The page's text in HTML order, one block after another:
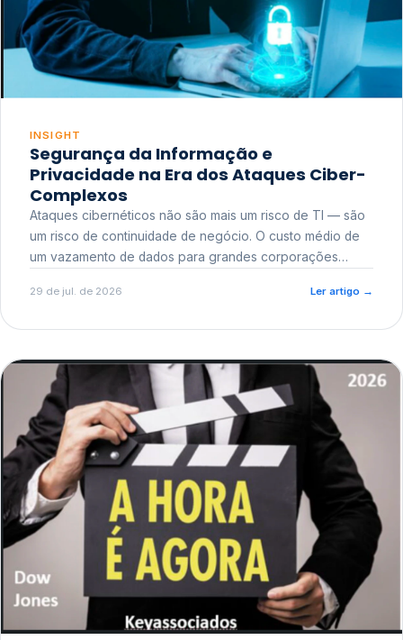
INSIGHT
Segurança da Informação e
Privacidade na Era dos Ataques Ciber-
Complexos
Ataques cibernéticos não são mais um risco de TI — são
um risco de continuidade de negócio. O custo médio de
um vazamento de dados para grandes corporações
reputacional e o risco regulatório junto a órgãos como a
29 de jul. de 2026 Ler artigo →